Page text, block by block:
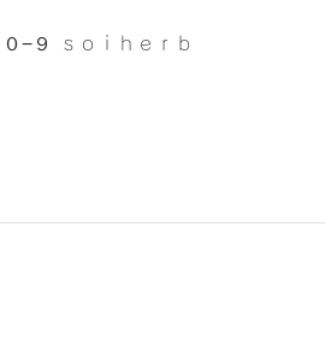
−９ ｓｏｉｈｅｒｂ